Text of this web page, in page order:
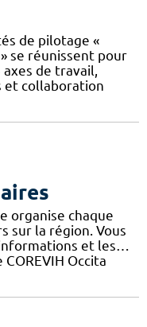
de pilotage «
se réunissent pour
de travail,
et collaboration
organise chaque
sur la région. Vous
et les…
Occita